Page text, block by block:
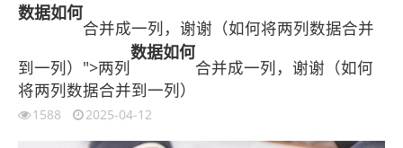
数据如何
合并成一列，谢谢（如何将两列数据合并
到一列）">两列
数据如何
合并成一列，谢谢（如何
将两列数据合并到一列）
1588 2025-04-12